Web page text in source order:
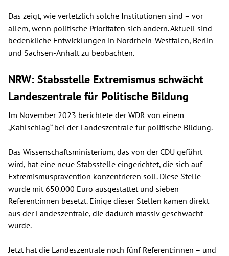
Das zeigt, wie verletzlich solche Institutionen sind – vor
allem, wenn politische Prioritäten sich ändern. Aktuell sind
bedenkliche Entwicklungen in Nordrhein-Westfalen, Berlin
und Sachsen-Anhalt zu beobachten.
NRW: Stabsstelle Extremismus schwächt
Landeszentrale für Politische Bildung
Im November 2023 berichtete der WDR von einem
„Kahlschlag“ bei der Landeszentrale für politische Bildung.
Das Wissenschaftsministerium, das von der CDU geführt
wird, hat eine neue Stabsstelle eingerichtet, die sich auf
Extremismusprävention konzentrieren soll. Diese Stelle
wurde mit 650.000 Euro ausgestattet und sieben
Referent:innen besetzt. Einige dieser Stellen kamen direkt
aus der Landeszentrale, die dadurch massiv geschwächt
wurde.
Jetzt hat die Landeszentrale noch fünf Referent:innen – und